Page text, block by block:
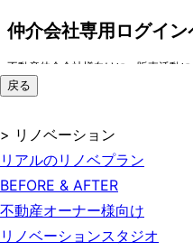
戻る
> リノベーション
リアルのリノベプラン
BEFORE & AFTER
不動産オーナー様向け
リノベーションスタジオ